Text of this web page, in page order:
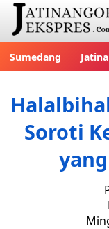
Sumedang
Soroti